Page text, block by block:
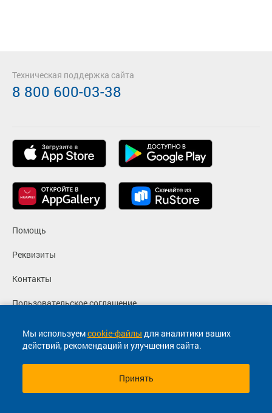
Мы используемcookie-файлы для аналитики ваших
действий, рекомендаций и улучшения сайта.
Принять
Помощь
Реквизиты
Контакты
Пользовательское соглашение
Политика конфиденциальности
Согласие на маркетинговые сообщения
Техническая поддержка сайта
8 800 600-03-38
© 2013-2026, ООО "Капитал"- Онлайн сервис продажи